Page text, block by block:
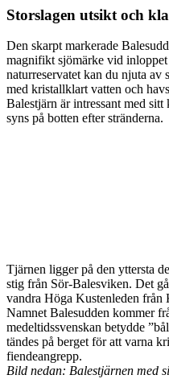
Storslagen utsikt och
Den skarpt markerade
magnifikt sjömärke vid
naturreservatet kan du njuta av
med kristallklart vatten och
Balestjärn är intressant med
syns på botten efter stränderna.
Tjärnen ligger på den yttersta
stig från Sör-Balesviken. Det
vandra Höga Kustenleden från
Namnet Balesudden kommer
medeltidssvenskan betydde
tändes på berget för att varna
fiendeangrepp.
Bild nedan: Balestjärnen med